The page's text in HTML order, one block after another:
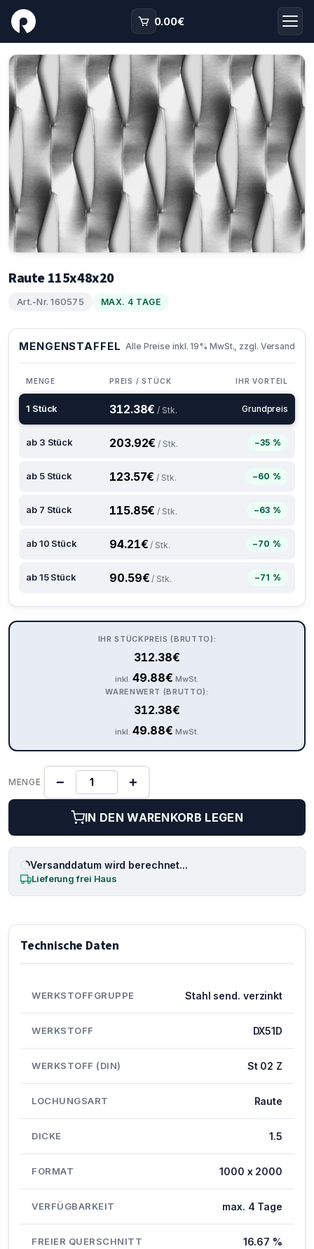
0.00€
Raute 115x48x20
Art.-Nr. 160575 MAX. 4 TAGE
MENGENSTAFFEL Alle Preise inkl. 19% MwSt., zzgl. Versand
MENGE PREIS / STÜCK IHR VORTEIL
1 Stück 312.38€ / Stk. Grundpreis
ab 3 Stück 203.92€ / Stk. −35 %
ab 5 Stück 123.57€ / Stk. −60 %
ab 7 Stück 115.85€ / Stk. −63 %
ab 10 Stück 94.21€ / Stk. −70 %
ab 15 Stück 90.59€ / Stk. −71 %
IHR STÜCKPREIS (BRUTTO):
312.38€
inkl. 49.88€ MwSt.
WARENWERT (BRUTTO):
312.38€
inkl. 49.88€ MwSt.
MENGE − +
IN DEN WARENKORB LEGEN
Versanddatum wird berechnet...
Lieferung frei Haus
Technische Daten
WERKSTOFFGRUPPE Stahl send. verzinkt
WERKSTOFF DX51D
WERKSTOFF (DIN) St 02 Z
LOCHUNGSART Raute
DICKE 1.5
FORMAT 1000 x 2000
VERFÜGBARKEIT max. 4 Tage
FREIER QUERSCHNITT 16.67 %